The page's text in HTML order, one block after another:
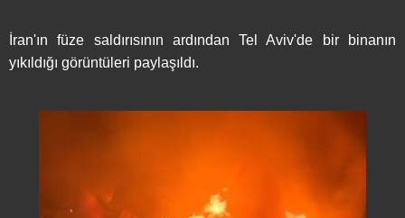
İran'ın füze saldırısının ardından Tel Aviv'de bir binanın
yıkıldığı görüntüleri paylaşıldı.